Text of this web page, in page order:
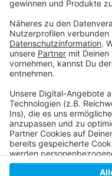
So haben wir im
Aktionstag berichtet
Anzeige
Anzeige